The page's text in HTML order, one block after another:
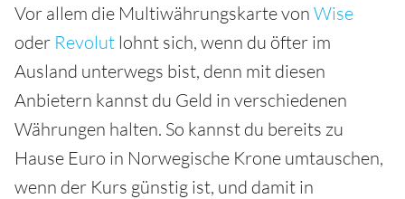
Vor allem die Multiwährungskarte von Wise
oder Revolut lohnt sich, wenn du öfter im
Ausland unterwegs bist, denn mit diesen
Anbietern kannst du Geld in verschiedenen
Währungen halten. So kannst du bereits zu
Hause Euro in Norwegische Krone umtauschen,
wenn der Kurs günstig ist, und damit in